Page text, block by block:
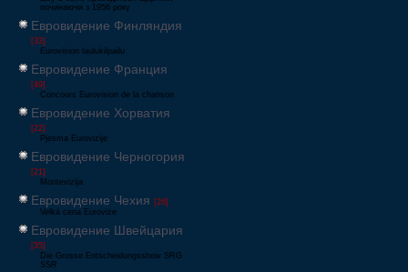
починаючи з 1956 року
Евровидение Финляндия
[33]
Eurovision laulukilpailu
Евровидение Франция
[49]
Concours Eurovision de la chanson
Евровидение Хорватия
[22]
Pjesma Eurovizije
Евровидение Черногория
[21]
Montevizija
Евровидение Чехия [26]
Velká cena Eurovize
Евровидение Швейцария
[35]
Die Grosse Entscheidungsshow SRG
SSR